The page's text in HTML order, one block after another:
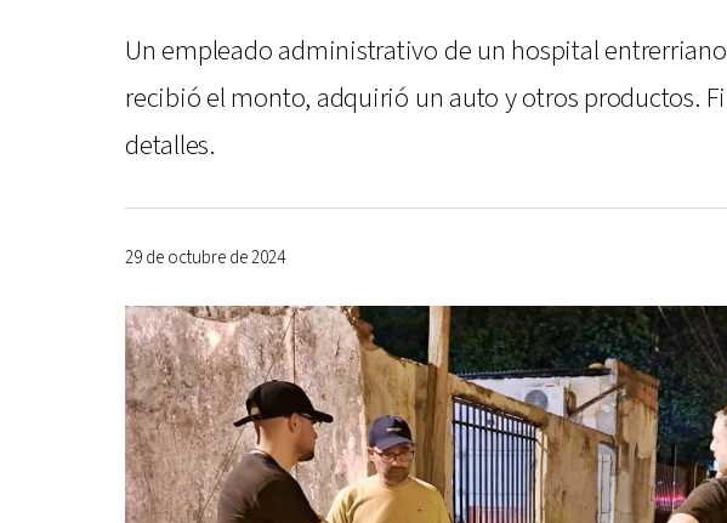
Un empleado administrativo de un hospital
recibió el monto, adquirió un auto y otros productos.
detalles.
29 de octubre de 2024